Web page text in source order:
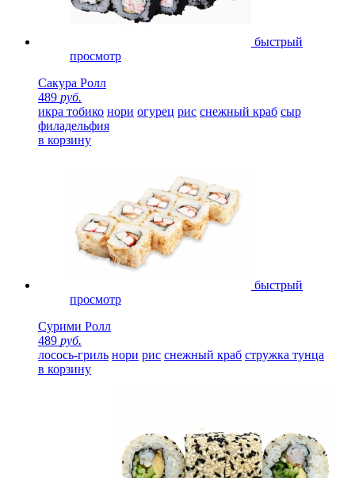
быстрый
просмотр
Сакура Ролл
489 руб.
икра тобико нори огурец рис снежный краб сыр
филадельфия
в корзину
быстрый
просмотр
Сурими Ролл
489 руб.
лосось-гриль нори рис снежный краб стружка тунца
в корзину